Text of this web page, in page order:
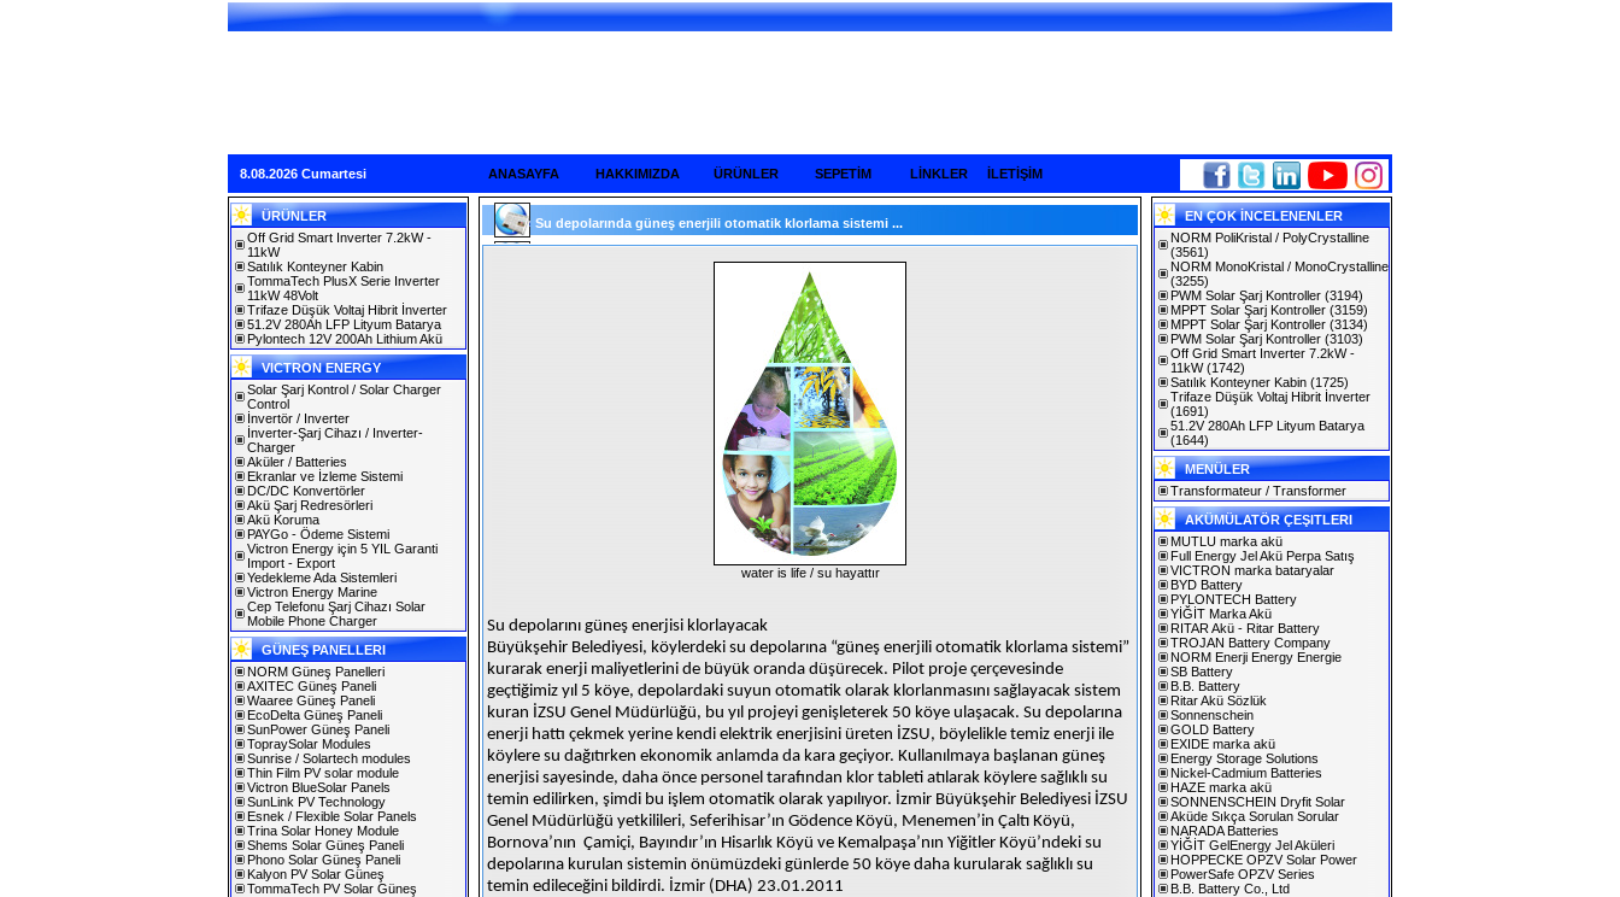
8.08.2026 Cumartesi ANASAYFA HAKKIMIZDA ÜRÜNLER SEPETİM LİNKLER İLETİŞİM
ÜRÜNLER
Off Grid Smart Inverter 7.2kW -
11kW
Satılık Konteyner Kabin
TommaTech PlusX Serie Inverter
11kW 48Volt
Trifaze Düşük Voltaj Hibrit İnverter
51.2V 280Ah LFP Lityum Batarya
Pylontech 12V 200Ah Lithium Akü
VICTRON ENERGY
Solar Şarj Kontrol / Solar Charger
Control
İnvertör / Inverter
İnverter-Şarj Cihazı / Inverter-
Charger
Aküler / Batteries
Ekranlar ve İzleme Sistemi
DC/DC Konvertörler
Akü Şarj Redresörleri
Akü Koruma
PAYGo - Ödeme Sistemi
Victron Energy için 5 YIL Garanti
Import - Export
Yedekleme Ada Sistemleri
Victron Energy Marine
Cep Telefonu Şarj Cihazı Solar
Mobile Phone Charger
GÜNEŞ PANELLERI
NORM Güneş Panelleri
AXITEC Güneş Paneli
Waaree Güneş Paneli
EcoDelta Güneş Paneli
SunPower Güneş Paneli
TopraySolar Modules
Sunrise / Solartech modules
Thin Film PV solar module
Victron BlueSolar Panels
SunLink PV Technology
Esnek / Flexible Solar Panels
Trina Solar Honey Module
Shems Solar Güneş Paneli
Phono Solar Güneş Paneli
Kalyon PV Solar Güneş
TommaTech PV Solar Güneş
Su depolarında güneş enerjili otomatik klorlama sistemi ...
water is life / su hayattır
Su depolarını güneş enerjisi klorlayacak
Büyükşehir Belediyesi, köylerdeki su depolarına “güneş enerjili otomatik klorlama sistemi”
kurarak enerji maliyetlerini de büyük oranda düşürecek. Pilot proje çerçevesinde
geçtiğimiz yıl 5 köye, depolardaki suyun otomatik olarak klorlanmasını sağlayacak sistem
kuran İZSU Genel Müdürlüğü, bu yıl projeyi genişleterek 50 köye ulaşacak. Su depolarına
enerji hattı çekmek yerine kendi elektrik enerjisini üreten İZSU, böylelikle temiz enerji ile
köylere su dağıtırken ekonomik anlamda da kara geçiyor. Kullanılmaya başlanan güneş
enerjisi sayesinde, daha önce personel tarafından klor tableti atılarak köylere sağlıklı su
temin edilirken, şimdi bu işlem otomatik olarak yapılıyor. İzmir Büyükşehir Belediyesi İZSU
Genel Müdürlüğü yetkilileri, Seferihisar’ın Gödence Köyü, Menemen’in Çaltı Köyü,
Bornova’nın Çamiçi, Bayındır’ın Hisarlık Köyü ve Kemalpaşa’nın Yiğitler Köyü’ndeki su
depolarına kurulan sistemin önümüzdeki günlerde 50 köye daha kurularak sağlıklı su
temin edileceğini bildirdi. İzmir (DHA) 23.01.2011
EN ÇOK İNCELENENLER
NORM PoliKristal / PolyCrystalline
(3561)
NORM MonoKristal / MonoCrystalline
(3255)
PWM Solar Şarj Kontroller (3194)
MPPT Solar Şarj Kontroller (3159)
MPPT Solar Şarj Kontroller (3134)
PWM Solar Şarj Kontroller (3103)
Off Grid Smart Inverter 7.2kW -
11kW(1742)
Satılık Konteyner Kabin (1725)
Trifaze Düşük Voltaj Hibrit İnverter
(1691)
51.2V 280Ah LFP Lityum Batarya
(1644)
MENÜLER
Transformateur / Transformer
AKÜMÜLATÖR ÇEŞITLERI
MUTLU marka akü
Full Energy Jel Akü Perpa Satış
VICTRON marka bataryalar
BYD Battery
PYLONTECH Battery
YİĞİT Marka Akü
RITAR Akü - Ritar Battery
TROJAN Battery Company
NORM Enerji Energy Energie
SB Battery
B.B. Battery
Ritar Akü Sözlük
Sonnenschein
GOLD Battery
EXIDE marka akü
Energy Storage Solutions
Nickel-Cadmium Batteries
HAZE marka akü
SONNENSCHEIN Dryfit Solar
Aküde Sıkça Sorulan Sorular
NARADA Batteries
YİĞİT GelEnergy Jel Aküleri
HOPPECKE OPZV Solar Power
PowerSafe OPZV Series
B.B. Battery Co., Ltd